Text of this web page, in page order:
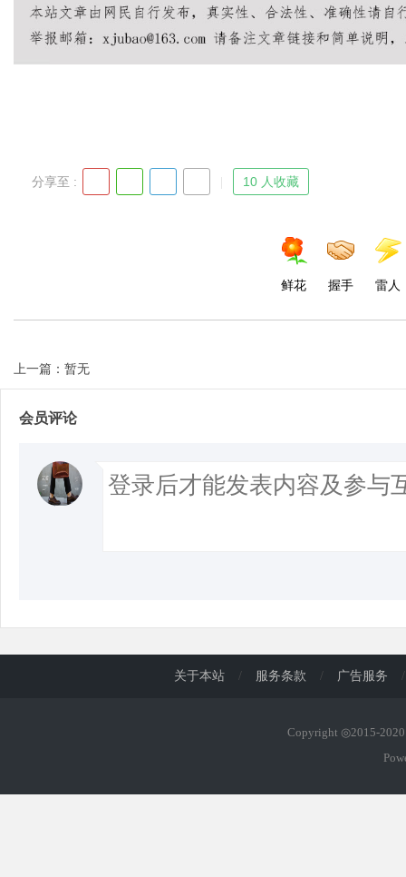
分享至 : 10 人收藏
鲜花 握手 雷人
上一篇：暂无
会员评论
关于本站 / 服务条款 / 广告服务 /
Copyright ◎2015-